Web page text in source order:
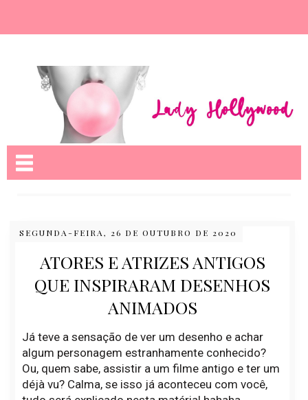
SEGUNDA-FEIRA, 26 DE OUTUBRO DE 2020
ATORES E ATRIZES ANTIGOS
QUE INSPIRARAM DESENHOS
ANIMADOS
Já teve a sensação de ver um desenho e achar
algum personagem estranhamente conhecido?
Ou, quem sabe, assistir a um filme antigo e ter um
déjà vu? Calma, se isso já aconteceu com você,